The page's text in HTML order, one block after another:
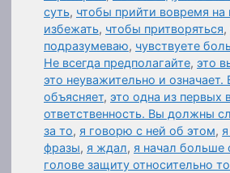
суть, чтобы прийти вовремя
избежать, чтобы притворяться,
подразумеваю, чувствуете
Не всегда предполагайте, это
это неуважительно и
объясняет, это одна из первых
ответственность. Вы должны
за то, я говорю с ней об этом,
фразы, я ждал, я начал больше
голове защиту относительно